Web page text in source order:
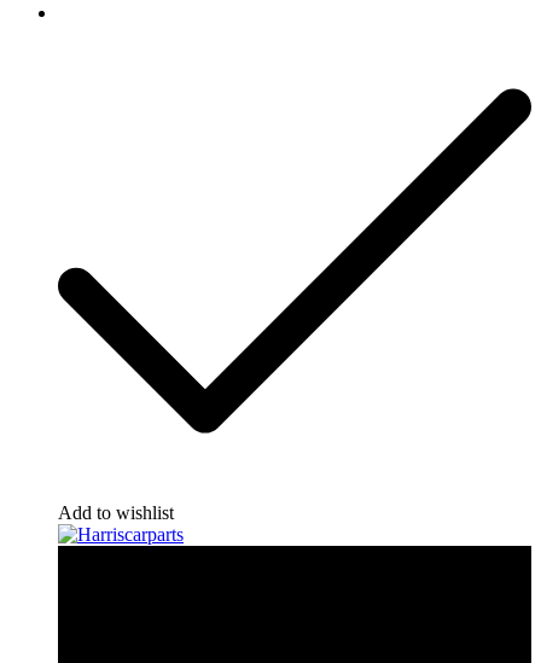
Add to wishlist